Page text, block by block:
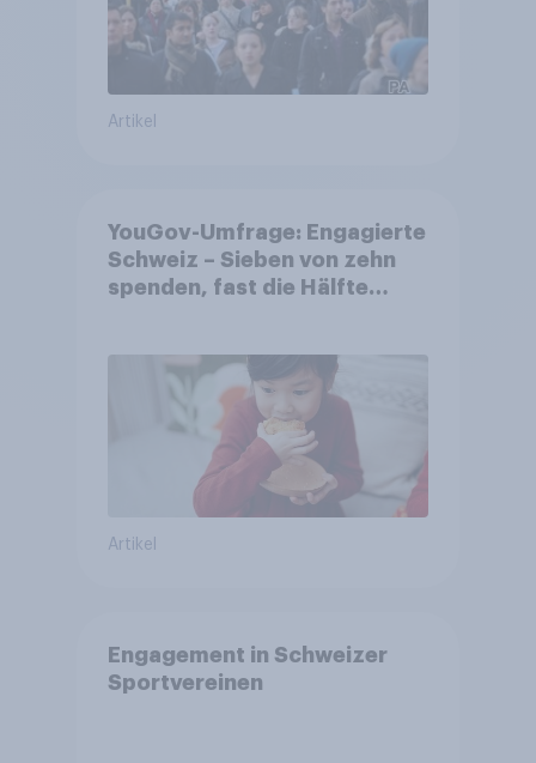
Artikel
YouGov-Umfrage: Engagierte
Schweiz – Sieben von zehn
spenden, fast die Hälfte
Artikel
Engagement in Schweizer
Sportvereinen